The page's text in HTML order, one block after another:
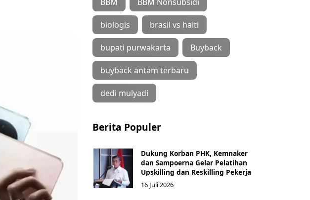
biologis brasil vs haiti
bupati purwakarta Buyback
buyback antam terbaru
dedi mulyadi
Berita Populer
Dukung Korban PHK, Kemnaker
dan Sampoerna Gelar Pelatihan
Upskilling dan Reskilling Pekerja
16 Juli 2026